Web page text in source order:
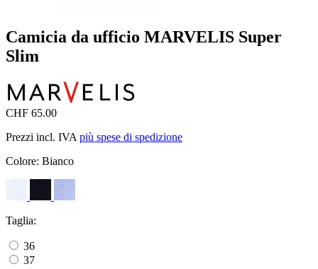
Camicia da ufficio MARVELIS Super
Slim
CHF 65.00
Prezzi incl. IVA più spese di spedizione
Colore: Bianco
Taglia:
36
37